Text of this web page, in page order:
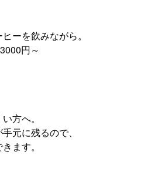
ーを飲みながら。
円～
方へ。
元に残るので、
ます。